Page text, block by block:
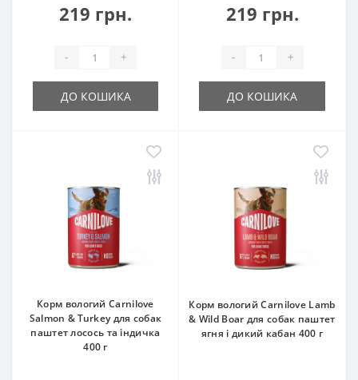
219 грн.
- +
ДО КОШИКА
219 грн.
- +
ДО КОШИКА
Корм вологий Carnilove
Salmon & Turkey для собак
паштет лосось та індичка
400 г
Корм вологий Carnilove Lamb
& Wild Boar для собак паштет
ягня і дикий кабан 400 г